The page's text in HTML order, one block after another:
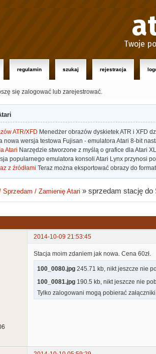
Twoje
regulamin szukaj rejestracja
się zalogować lub zarejestrować.
ATR/XFD Menedżer obrazów dyskietek ATR i XFD
nowa wersja testowa Fujisan - emulatora Atari 8-bit
Atari Narzędzie stworzone z myślą o grafice dla Atari
popularnego emulatora konsoli Atari Lynx przynosi
z źródłami Teraz można eksportować obrazy do
Sprzedam / Zamienię Atari »sprzedam stację do
2014-10-09 21:53:45
Stacja moim zdaniem jak nowa. Cena 60zł.
100_0080.jpg 245.71 kb, nikt jeszcze nie
100_0081.jpg 190.5 kb, nikt jeszcze nie
Tylko zalogowani mogą pobierać